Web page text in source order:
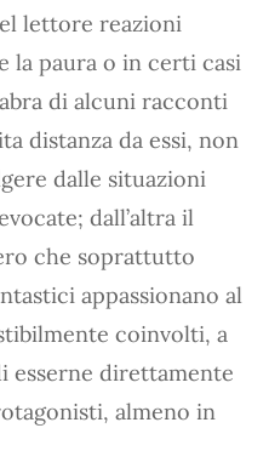
lettore reazioni
la paura o in certi casi
di alcuni racconti
distanza da essi, non
dalle situazioni
dall’altra il
che soprattutto
appassionano al
coinvolti, a
esserne direttamente
almeno in